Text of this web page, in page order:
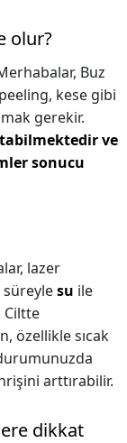
olur?
Buz
kese gibi
gerekir.
ve
sonucu
lazer
süreylesu ile
Ciltte
özellikle sıcak
arttırabilir.
dikkat